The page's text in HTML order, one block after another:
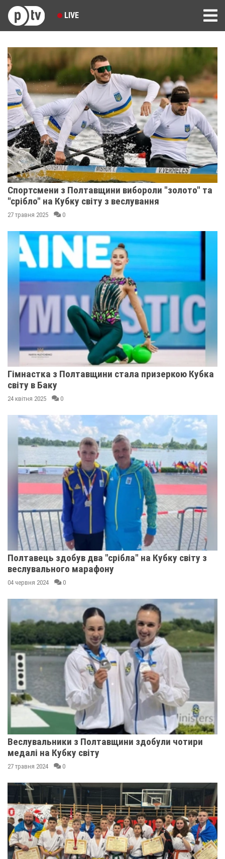
LIVE
Спортсмени з Полтавщини вибороли "золото" та
"срібло" на Кубку світу з веслування
27 травня 2025 0
Гімнастка з Полтавщини стала призеркою Кубка
світу в Баку
24 квітня 2025 0
Полтавець здобув два "срібла" на Кубку світу з
веслувального марафону
04 червня 2024 0
Веслувальники з Полтавщини здобули чотири
медалі на Кубку світу
27 травня 2024 0